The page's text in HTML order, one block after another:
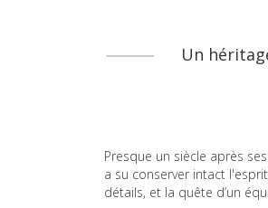
Un
Presque un siècle après
a su conserver intact
détails, et la quête d’un